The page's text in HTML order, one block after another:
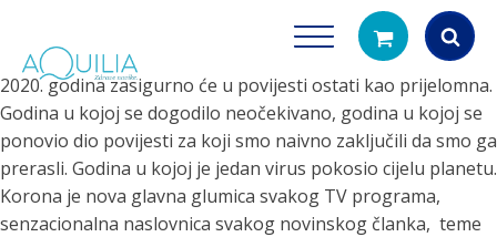
Products
search
2020. godina zasigurno će u povijesti ostati kao prijelomna.
Godina u kojoj se dogodilo neočekivano, godina u kojoj se
ponovio dio povijesti za koji smo naivno zaključili da smo ga
prerasli. Godina u kojoj je jedan virus pokosio cijelu planetu.
Korona je nova glavna glumica svakog TV programa,
senzacionalna naslovnica svakog novinskog članka, teme